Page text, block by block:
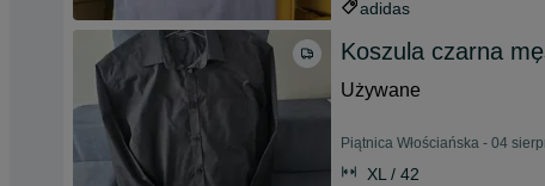
adidas
Koszula czarna
Używane
Piątnica Włościańska - 04
XL / 42